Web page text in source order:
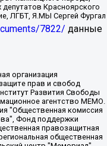
Красноярского
ЛГБТ, Я.МЫ Сергей Фургал
7822/ данные
Благотворительный фонд развития филантропии, Deutsche Welle (Германия, Kurt-Schumacher-Strasse 3, 53113 Bonn), Борзунова Мария Михайловна, Воробьев Виктор Викторович, Голубева Анна Львовна, Константинова Алла Михайловна, Малкова Ирина Владимировна, Мурадов Мурад Абдулгалимович, Осетинская Елизавета Николаевна, Понасенков Евгений Николаевич, Ганапольский Матвей Юрьевич, Киселев Евгений Алексеевич, Борухович Ирина Григорьевна, Дремин Иван Тимофеевич, Дубровский Дмитрий Викторович, Красноярская региональная общественная организация поддержки и развития альтернативных образовательных технологий и межкультурных коммуникаций "ИНТЕРРА", Маяковская Екатерина Алексеевна, Фейгин Марк Захарович, Филимонов Андрей Викторович, Дзугкоева Регина Николаевна, Доброхотов Роман Александрович, Дудь Юрий Александрович, Елкин Сергей Владимирович, Кругликов Кирилл Игоревич, Сабунаева Мария Леонидовна, Семенов Алексей Владимирович, Шаинян Карен Багратович, Шульман Екатерина Михайловна, Асафьев Артур Валерьевич, Вахштайн Виктор Семенович, Венедиктов Алексей Алексеевич, Лушникова Екатерина Евгеньевна, Волков Леонид Михайлович, Невзоров Александр Глебович, Пархоменко Сергей Борисович, Сироткин Ярослав Николаевич, Кара-Мурза Владимир Владимирович, Баранова Наталья Владимировна, Гозман Леонид Яковлевич, Кагарлицкий Борис Юльевич, Климарев Михаил Валерьевич, Милов Владимир Станиславович, Автономная некоммерческая организация Краснодарский центр современного искусства "Типография", Моргенштерн Алишер Тагирович, Соболь Любовь Эдуардовна, Общество с ограниченной ответственностью "ЛИЗА НОРМ", Каспаров Гарри Кимович, Ходорковский Михаил Борисович, Общество с ограниченной ответственностью "Апрельские тезисы", Данилович Ирина Брониславовна, Кашин Олег Владимирович, Петров Николай Владимирович, Пивоваров Алексей Владимирович, Соколов Михаил Владимирович, Цветкова Юлия Владимировна, Чичваркин Евгений Александрович, Комитет против пыток/Команда против пыток, Общество с ограниченной ответственностью "Первый научный", Общество с ограниченной ответственностью "Вертолет и ко", Белоцерковская Вероника Борисовна, Кац Максим Евгеньевич, Лазарева Татьяна Юрьевна, Шаведдинов Руслан Табризович, Яшин Илья Валерьевич, Общество с ограниченной ответственностью "Иноагент ААВ", Алешковский Дмитрий Петрович, Альбац Евгения Марковна, Быков Дмитрий Львович, Галямина Юлия Евгеньевна, Лойко Сергей Леонидович, Мартынов Кирилл Константинович, Медведев Сергей Александрович, Крашенинников Федор Геннадиевич, Гордеева Катерина Вл